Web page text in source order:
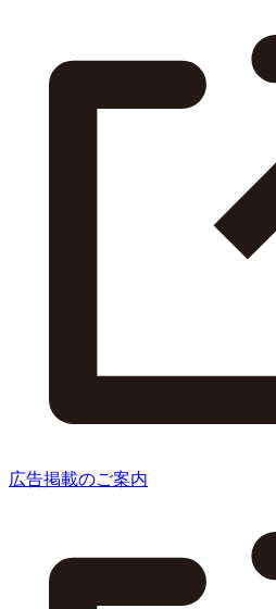
広告掲載のご案内